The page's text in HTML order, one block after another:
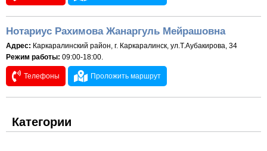
Нотариус Рахимова Жанаргуль Мейрашовна
Адрес: Каркаралинский район, г. Каркаралинск, ул.Т.Аубакирова, 34
Режим работы: 09:00-18:00.
Телефоны Проложить маршрут
Категории